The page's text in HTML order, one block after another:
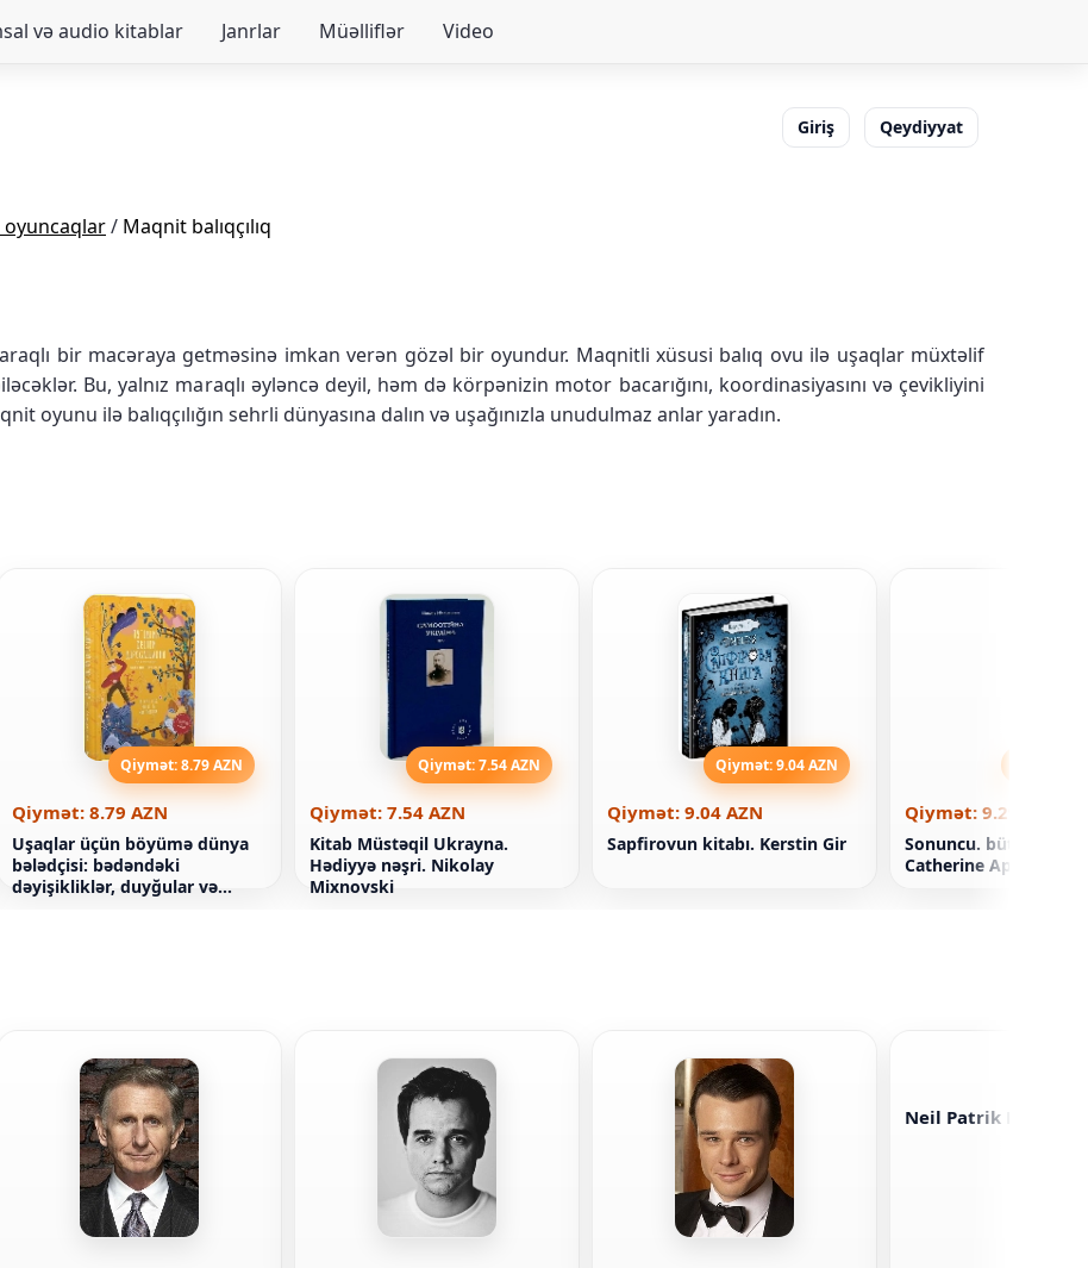
və audio kitablar Janrlar Müəlliflər Video
Giriş Qeydiyyat
/ Maqnit balıqçılıq
bir macəraya getməsinə imkan verən gözəl bir oyundur. Maqnitli xüsusi balıq ovu ilə uşaqlar müxtəlif
Bu, yalnız maraqlı əyləncə deyil, həm də körpənizin motor bacarığını, koordinasiyasını və çevikliyini
oyunu ilə balıqçılığın sehrli dünyasına dalın və uşağınızla unudulmaz anlar yaradın.
Qiymət: 8.79 AZN
Qiymət: 8.79 AZN
Uşaqlar üçün böyümə dünya
bələdçisi: bədəndəki
dəyişikliklər, duyğular və
Qiymət: 7.54 AZN
Qiymət: 7.54 AZN
Kitab Müstəqil Ukrayna.
Hədiyyə nəşri. Nikolay
Mixnovski
Qiymət: 9.04 AZN
Qiymət: 9.04 AZN
Sapfirovun kitabı. Kerstin Gir
Qiymət: 9.29 AZN
Sonuncu. bütün ilk
Catherine Applegate
Neil Patrik Harris